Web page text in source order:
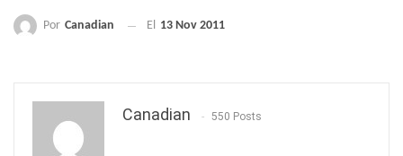
Por Canadian El 13 Nov 2011
Canadian 550 Posts